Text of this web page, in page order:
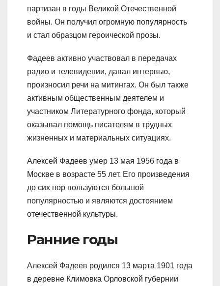
партизан в годы Великой Отечественной
войны. Он получил огромную популярность
и стал образцом героической прозы.
Фадеев активно участвовал в передачах
радио и телевидении, давал интервью,
произносил речи на митингах. Он был также
активным общественным деятелем и
участником Литературного фонда, который
оказывал помощь писателям в трудных
жизненных и материальных ситуациях.
Алексей Фадеев умер 13 мая 1956 года в
Москве в возрасте 55 лет. Его произведения
до сих пор пользуются большой
популярностью и являются достоянием
отечественной культуры.
Ранние годы
Алексей Фадеев родился 13 марта 1901 года
в деревне Климовка Орловской губернии